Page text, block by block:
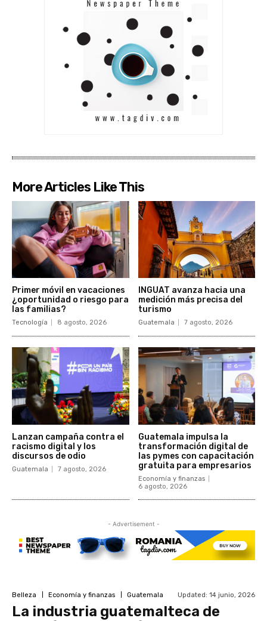
More Articles Like This
Primer móvil en vacaciones
¿oportunidad o riesgo para
las familias?
Tecnología 8 agosto, 2026
INGUAT avanza hacia una
medición más precisa del
turismo
Guatemala 7 agosto, 2026
Lanzan campaña contra el
racismo digital y los
discursos de odio
Guatemala 7 agosto, 2026
Guatemala impulsa la
transformación digital de
las pymes con capacitación
gratuita para empresarios
Economía y finanzas
6 agosto, 2026
- Advertisement -